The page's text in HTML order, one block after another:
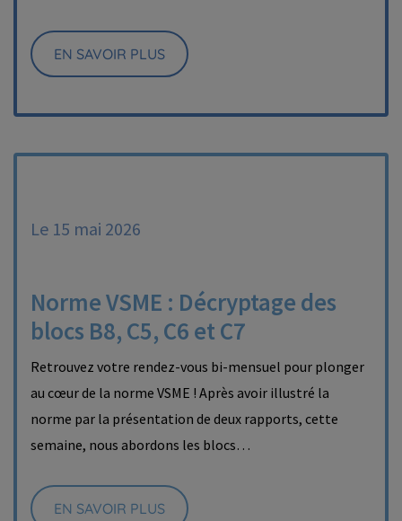
EN SAVOIR PLUS
Le 15 mai 2026
Norme VSME : Décryptage des
blocs B8, C5, C6 et C7
Retrouvez votre rendez-vous bi-mensuel pour plonger
au cœur de la norme VSME ! Après avoir illustré la
norme par la présentation de deux rapports, cette
semaine, nous abordons les blocs…
EN SAVOIR PLUS